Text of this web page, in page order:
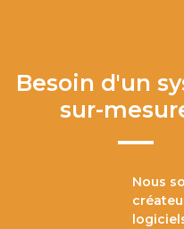
Besoin d'un
sur-
Nous